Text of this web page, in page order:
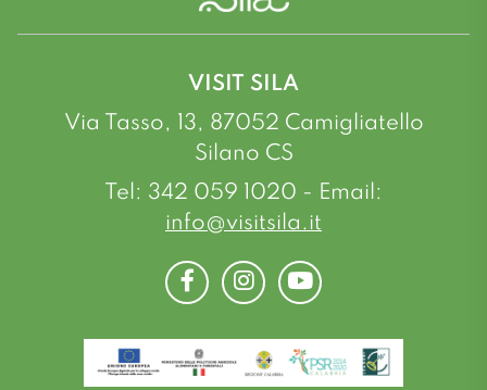
VISIT SILA
Via Tasso, 13, 87052 Camigliatello
Silano CS
Tel: 342 059 1020 - Email:
info@visitsila.it
FacebookInstagramYoutube